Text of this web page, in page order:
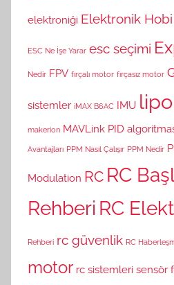
elektroniği Elektronik Hobi
ESC Ne İşe Yarar esc seçimi
Nedir FPV fırçalı motor fırçasız motor
sistemler iMAX B6AC IMU
makerion MAVLink PID
Avantajları PPM Nasıl Çalışır PPM Nedir
Modulation RC RC
Rehberi RC
Rehberi rc güvenlik RC
motor rc sistemleri sensör